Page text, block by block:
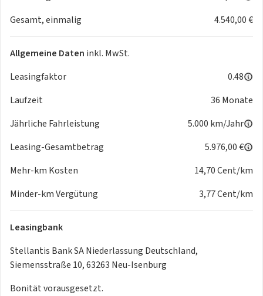
Rosé gold Met. 7,00 €
Onyx schwarz 5,00 €
Celestial blau 7,00 €
Panoramadach (feststehend) 7,00 €
Mode2-Ladekabel 3,00 €
Gesamt, einmalig
4.540,00 €
Allgemeine Daten inkl. MwSt.
Leasingfaktor
0.48
Laufzeit
36 Monate
Jährliche Fahrleistung
5.000 km/Jahr
Leasing-Gesamtbetrag
5.976,00 €
Mehr-km Kosten
14,70 Cent/km
Minder-km Vergütung
3,77 Cent/km
Leasingbank
Stellantis Bank SA Niederlassung Deutschland,
Siemensstraße 10, 63263 Neu-Isenburg
Bonität vorausgesetzt.